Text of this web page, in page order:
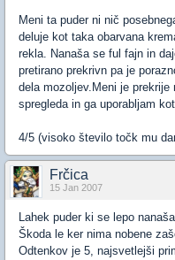
Meni ta puder ni nič
deluje kot taka obarvana
rekla. Nanaša se ful fajn in
pretirano prekrivn pa je
dela mozoljev.Meni je
spregleda in ga uporabljam
4/5 (visoko število točk mu
Frčica
15 Jan 2007
Lahek puder ki se lepo
Škoda le ker nima nobene
Odtenkov je 5, najsvetlejši